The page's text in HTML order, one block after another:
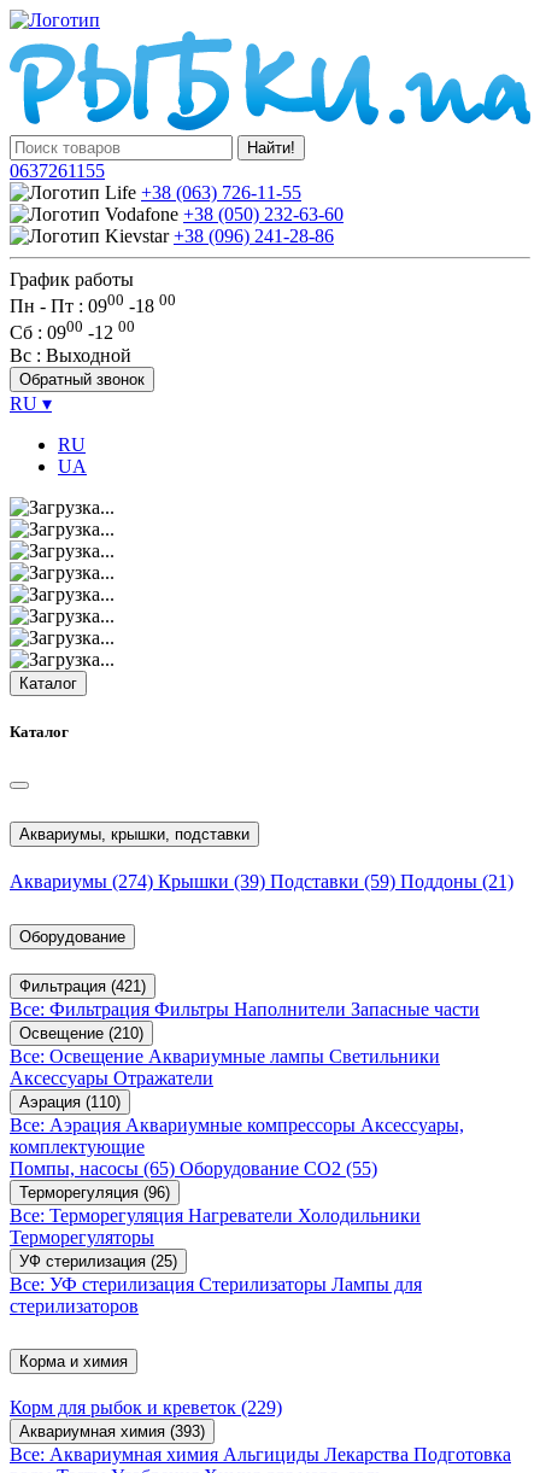
Найти!
0637261155
+38 (063) 726-11-55
+38 (050) 232-63-60
+38 (096) 241-28-86
График работы
Пн - Пт : 0900 -18 00
Сб : 0900 -12 00
Вс : Выходной
Обратный звонок
RU ▾
RU
UA
Каталог
Каталог
Аквариумы, крышки, подставки
Аквариумы (274) Крышки (39) Подставки (59) Поддоны (21)
Оборудование
Фильтрация (421)
Все: Фильтрация Фильтры Наполнители Запасные части
Освещение (210)
Все: Освещение Аквариумные лампы Светильники
Аксессуары Отражатели
Аэрация (110)
Все: Аэрация Аквариумные компрессоры Аксессуары,
комплектующие
Помпы, насосы (65) Оборудование CO2 (55)
Терморегуляция (96)
Все: Терморегуляция Нагреватели Холодильники
Терморегуляторы
УФ стерилизация (25)
Все: УФ стерилизация Стерилизаторы Лампы для
стерилизаторов
Корма и химия
Корм для рыбок и креветок (229)
Аквариумная химия (393)
Все: Аквариумная химия Альгициды Лекарства Подготовка